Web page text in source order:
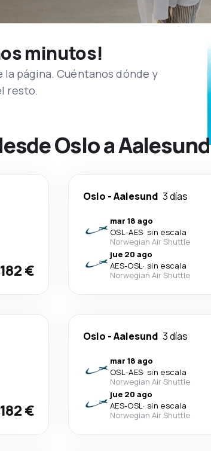
minutos!
página. Cuéntanos dónde y
resto.
Oslo a Aalesund
182 €
Oslo -Aalesund 3 días
mar 18 ago
OSL-AES· sin escala
Norwegian Air Shuttle
jue 20 ago
AES-OSL· sin escala
Norwegian Air Shuttle
182 €
Oslo -Aalesund 3 días
mar 18 ago
OSL-AES· sin escala
Norwegian Air Shuttle
jue 20 ago
AES-OSL· sin escala
Norwegian Air Shuttle